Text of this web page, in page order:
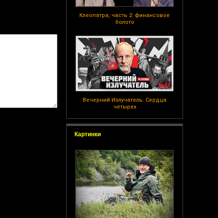
Клеопатра, часть 2: финансовое
болото
Вечерний Излучатель: Сердца
четырех
Картинки